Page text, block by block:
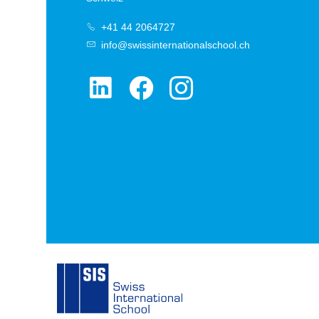
+41 44 2064727
info@swissinternationalschool.ch